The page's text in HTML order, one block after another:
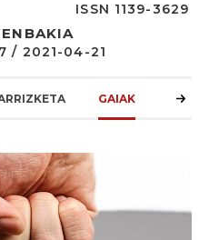
ISSN 1139-3629
/ 2021-04-21
GAIAK